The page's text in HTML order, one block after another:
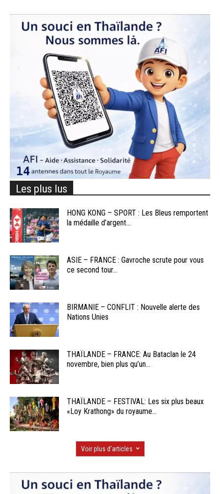
Les plus lus
HONG KONG – SPORT : Les Bleus remportent
la médaille d’argent...
ASIE – FRANCE : Gavroche scrute pour vous
ce second tour...
BIRMANIE – CONFLIT : Nouvelle alerte des
Nations Unies
THAÏLANDE – FRANCE: Au Bataclan le 24
novembre, bien plus qu’un...
THAÏLANDE – FESTIVAL: Les six plus beaux
«Loy Krathong» du royaume...
Voir plus d'articles